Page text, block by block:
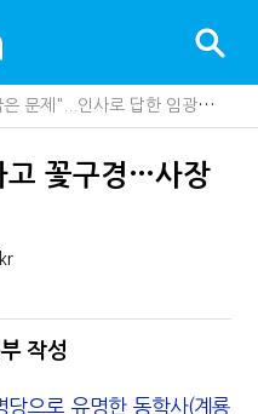
[2026 세제개편]"상속 닥치면 늦다"…가업승계 성패, 시간에 달렸다
[2026 세제개편]종부세는 집값, 가업상속은 기술…납세자가 꼭 볼 5가지
내 지분만 봤다간 낭패…주식 양도세 추징 부른 '3가지 실수'
"세무플랫폼 문제 해결될 것"…세무사회 진단, 왜
고 꽃구경…사장
작성
으로 유명한 동학사(계룡